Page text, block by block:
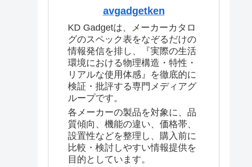
avgadgetken
KD Gadgetは、メーカーカタロ
グのスペック表をなぞるだけの
情報発信を排し、『実際の生活
環境における物理構造・特性・
リアルな使用体感』を徹底的に
検証・批評する専門メディアグ
ループです。
各メーカーの製品を対象に、品
質傾向、機能の違い、価格帯、
設置性などを整理し、購入前に
比較・検討しやすい情報提供を
目的としています。